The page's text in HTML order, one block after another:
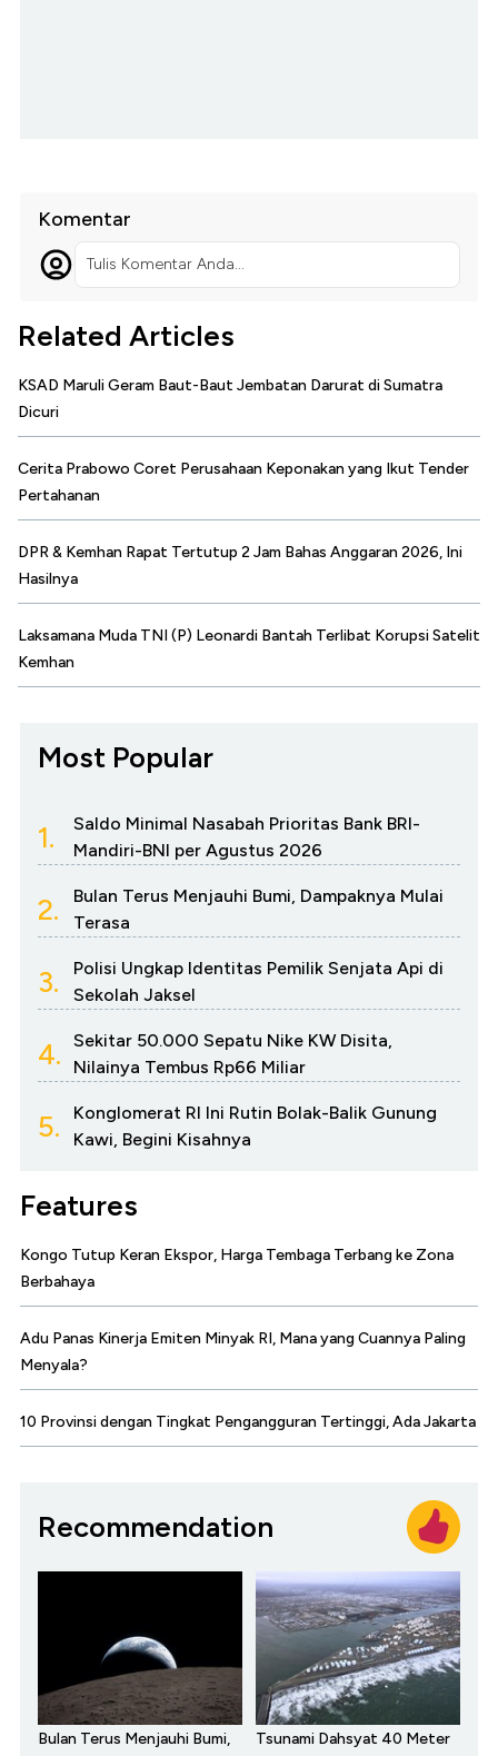
Komentar
Tulis Komentar Anda...
Related Articles
KSAD Maruli Geram Baut-Baut Jembatan Darurat di Sumatra
Dicuri
Cerita Prabowo Coret Perusahaan Keponakan yang Ikut Tender
Pertahanan
DPR & Kemhan Rapat Tertutup 2 Jam Bahas Anggaran 2026, Ini
Hasilnya
Laksamana Muda TNI (P) Leonardi Bantah Terlibat Korupsi Satelit
Kemhan
Most Popular
1.
Saldo Minimal Nasabah Prioritas Bank BRI-
Mandiri-BNI per Agustus 2026
2.
Bulan Terus Menjauhi Bumi, Dampaknya Mulai
Terasa
3.
Polisi Ungkap Identitas Pemilik Senjata Api di
Sekolah Jaksel
4.
Sekitar 50.000 Sepatu Nike KW Disita,
Nilainya Tembus Rp66 Miliar
5.
Konglomerat RI Ini Rutin Bolak-Balik Gunung
Kawi, Begini Kisahnya
Features
Kongo Tutup Keran Ekspor, Harga Tembaga Terbang ke Zona
Berbahaya
Adu Panas Kinerja Emiten Minyak RI, Mana yang Cuannya Paling
Menyala?
10 Provinsi dengan Tingkat Pengangguran Tertinggi, Ada Jakarta
Recommendation
Bulan Terus Menjauhi Bumi,
Tsunami Dahsyat 40 Meter